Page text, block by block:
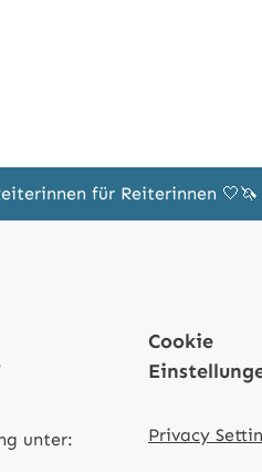
für Reiterinnen
unter:
Cookie
Privacy